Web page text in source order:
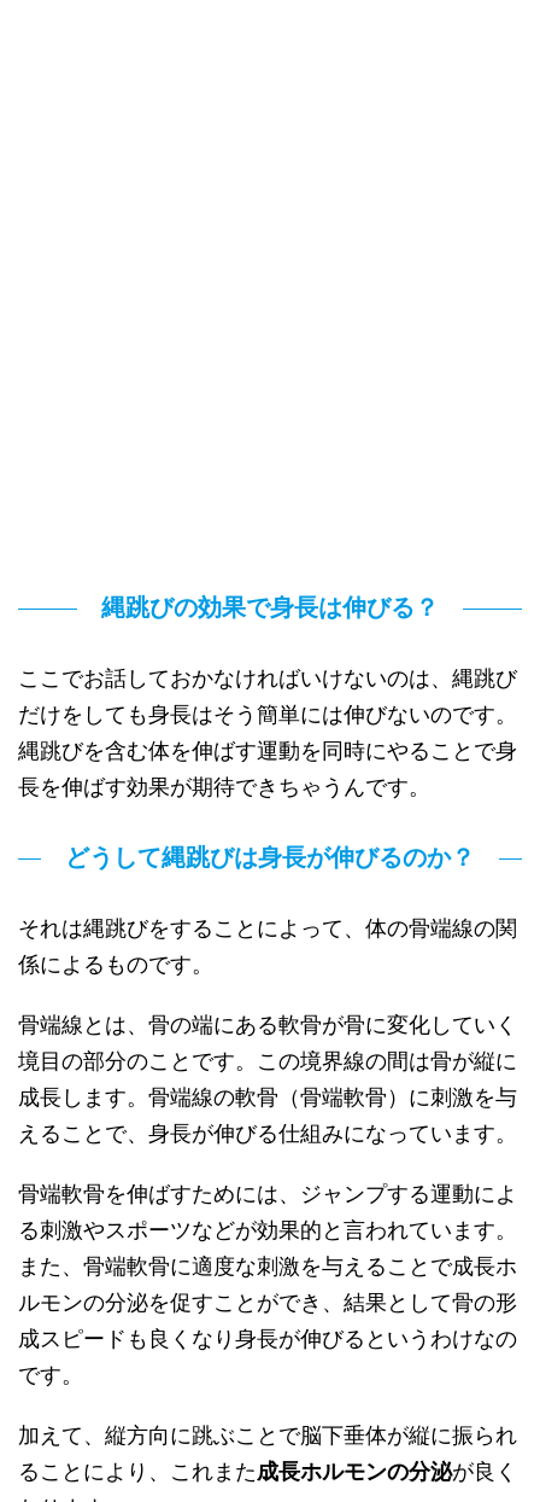
縄跳びの効果で身長は伸びる？
ここでお話しておかなければいけないのは、縄跳び
だけをしても身長はそう簡単には伸びないのです。
縄跳びを含む体を伸ばす運動を同時にやることで身
長を伸ばす効果が期待できちゃうんです。
どうして縄跳びは身長が伸びるのか？
それは縄跳びをすることによって、体の骨端線の関
係によるものです。
骨端線とは、骨の端にある軟骨が骨に変化していく
境目の部分のことです。この境界線の間は骨が縦に
成長します。骨端線の軟骨（骨端軟骨）に刺激を与
えることで、身長が伸びる仕組みになっています。
骨端軟骨を伸ばすためには、ジャンプする運動によ
る刺激やスポーツなどが効果的と言われています。
また、骨端軟骨に適度な刺激を与えることで成長ホ
ルモンの分泌を促すことができ、結果として骨の形
成スピードも良くなり身長が伸びるというわけなの
です。
加えて、縦方向に跳ぶことで脳下垂体が縦に振られ
ることにより、これまた成長ホルモンの分泌が良く